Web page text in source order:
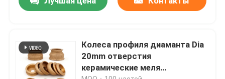
Колеса профиля диаманта Dia
20mm отверстия
керамические меля